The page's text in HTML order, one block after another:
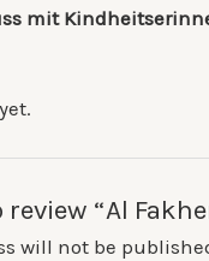
mit
“Al
will not be